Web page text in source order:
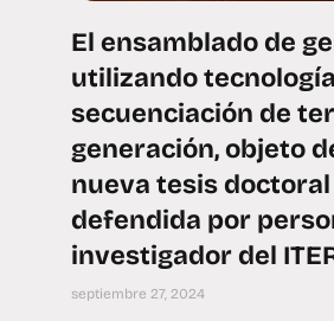
El ensamblado de
utilizando
secuenciación de
generación, objeto
nueva tesis doctoral
defendida por
investigador del
septiembre 27, 2024